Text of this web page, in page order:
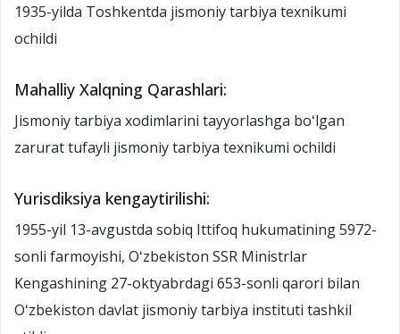
1935-yilda Toshkentda jismoniy tarbiya texnikumi
ochildi
Mahalliy Xalqning Qarashlari:
Jismoniy tarbiya xodimlarini tayyorlashga boʻlgan
zarurat tufayli jismoniy tarbiya texnikumi ochildi
Yurisdiksiya kengaytirilishi:
1955-yil 13-avgustda sobiq Ittifoq hukumatining 5972-
sonli farmoyishi, Oʻzbekiston SSR Ministrlar
Kengashining 27-oktyabrdagi 653-sonli qarori bilan
Oʻzbekiston davlat jismoniy tarbiya instituti tashkil